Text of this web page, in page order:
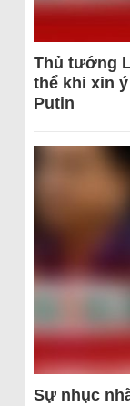
Thủ tướng
thể khi xin
Putin
Sự nhục